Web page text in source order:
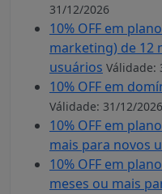
31/12/2026
10% OFF em
marketing) de 12
usuários Válidade:
10% OFF em
Válidade: 31/12/2026
10% OFF em
mais para novos
10% OFF em
meses ou mais